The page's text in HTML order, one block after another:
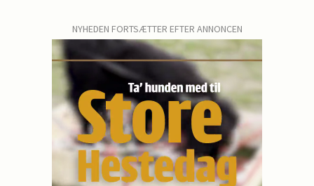
NYHEDEN FORTSÆTTER EFTER ANNONCEN